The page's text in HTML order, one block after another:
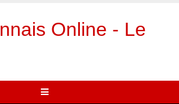
Online - Le